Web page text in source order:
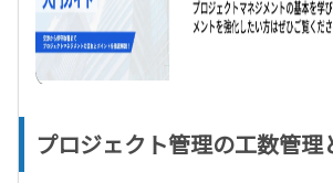
プロジェクト管理の工数管理